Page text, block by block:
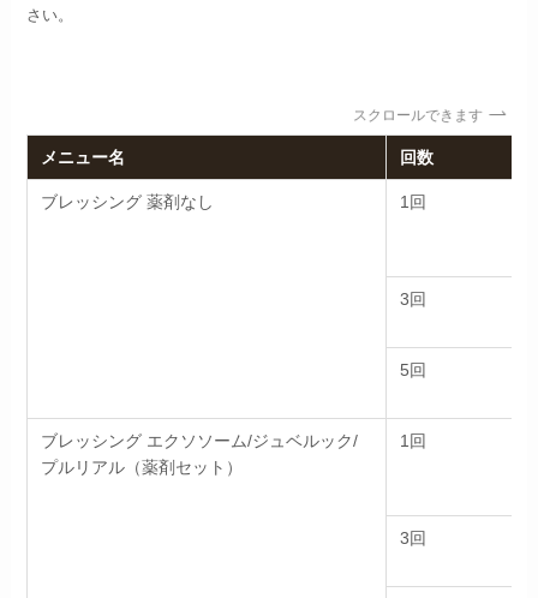
さい。
スクロールできます
メニュー名 回数
ブレッシング 薬剤なし 1回
3回
5回
ブレッシング エクソソーム/ジュベルック/
プルリアル（薬剤セット）
1回
3回